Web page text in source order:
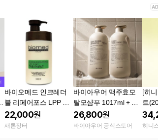
바이오메드 인크레더
블 리페어포스 LPP 엘
피피 클리닉 대용량 단
백질 헤어팩 트리트먼
22,000원
새론장터
바이아우어 맥주효모
탈모샴푸 1017ml + 맥
주효모 단백질 트리트
먼트 1017ml
26,800원
바이아우어 공식스토어
[히
트
백질
손상
히니